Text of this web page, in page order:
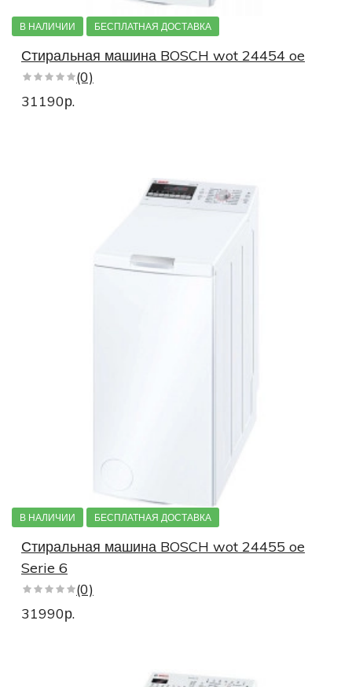
В НАЛИЧИИ БЕСПЛАТНАЯ ДОСТАВКА
Стиральная машина BOSCH wot 24454 oe
(0)
31190р.
В НАЛИЧИИ БЕСПЛАТНАЯ ДОСТАВКА
Стиральная машина BOSCH wot 24455 oe
Serie 6
(0)
31990р.